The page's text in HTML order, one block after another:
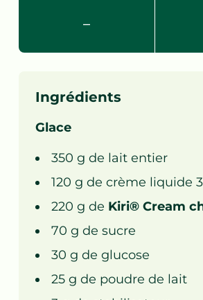
–
Ingrédients
Glace
350 g de lait entier
120 g decrème liquide
220 g de Kiri® Cream
70 g desucre
30 g deglucose
25 g de poudre de lait